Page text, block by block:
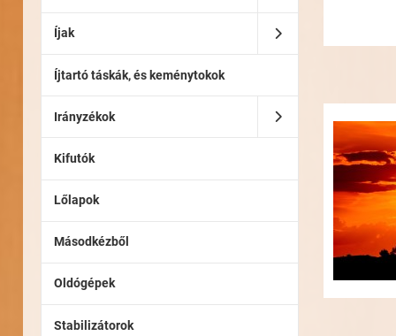
Íjak
Íjtartó táskák, és keménytokok
Irányzékok
Kifutók
Lőlapok
Másodkézből
Oldógépek
Stabilizátorok